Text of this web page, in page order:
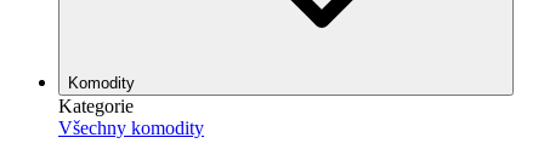
Komodity
Kategorie
Všechny komodity